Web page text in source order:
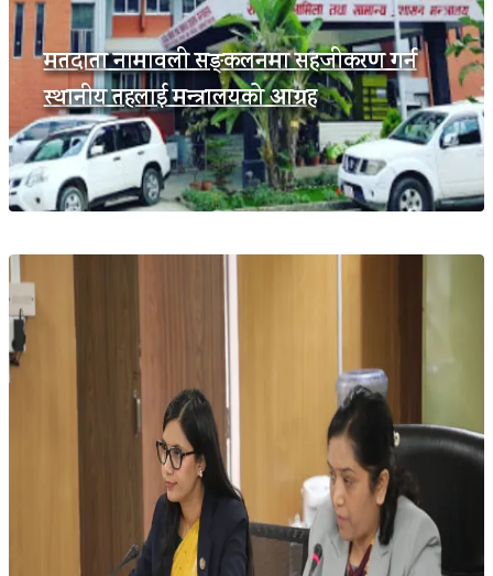
मतदाता नामावली सङ्कलनमा सहजीकरण गर्न
स्थानीय तहलाई मन्त्रालयको आग्रह